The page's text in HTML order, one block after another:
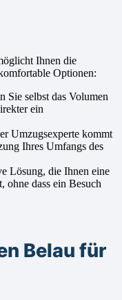
Ihnen die
Optionen:
Sie selbst das Volumen
ein
Umzugsexperte kommt
Ihres Umfangs des
Lösung, die Ihnen eine
ohne dass ein Besuch
Belau für